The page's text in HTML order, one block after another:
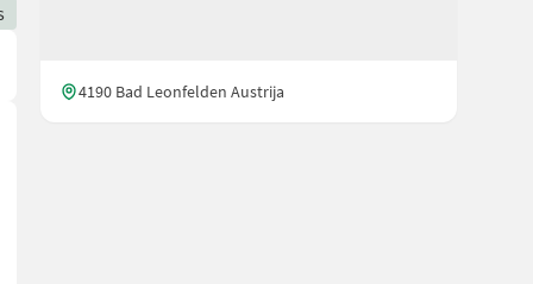
4190 Bad Leonfelden Austrija